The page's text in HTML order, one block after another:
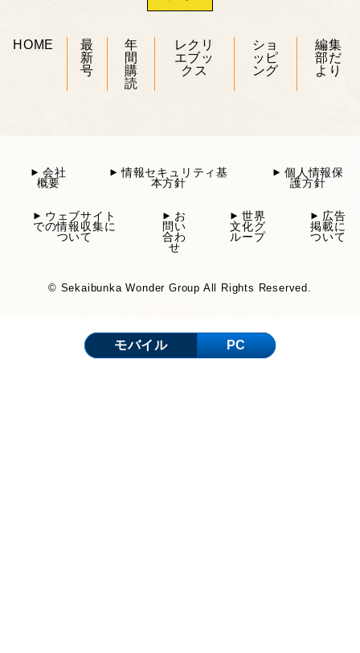
HOME
最
新
号
年
間
購
読
レクリ
エブッ
クス
ショ
ッピ
ング
編集
部だ
より
会社
概要
情報セキュリティ基
本方針
個人情報保
護方針
ウェブサイト
での情報収集に
ついて
お
問い
合わ
せ
世界
文化グ
ループ
広告
掲載に
ついて
© Sekaibunka Wonder Group All Rights Reserved.
モバイル PC